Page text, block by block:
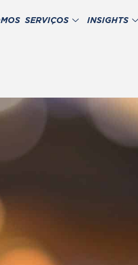
SERVIÇOS INSIGHTS